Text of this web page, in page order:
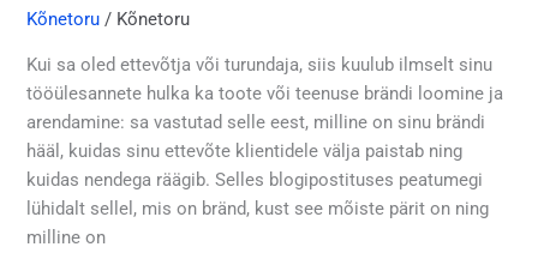
Kõnetoru / Kõnetoru
Kui sa oled ettevõtja või turundaja, siis kuulub ilmselt sinu
tööülesannete hulka ka toote või teenuse brändi loomine ja
arendamine: sa vastutad selle eest, milline on sinu brändi
hääl, kuidas sinu ettevõte klientidele välja paistab ning
kuidas nendega räägib. Selles blogipostituses peatumegi
lühidalt sellel, mis on bränd, kust see mõiste pärit on ning
milline on
hääl
kuidas
seda
leida?